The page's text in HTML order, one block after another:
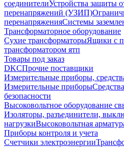
соединителиУстройства защиты
перенапряжений (УЗИП)
перенапряженияСистемы
Трансформаторное оборудование
Сухие трансформаторыЯщики с
трансформатором ятп
Товары под заказ
DKCПрочие поставщики
Измерительные приборы,
Измерительные приборы
безопасности
Высоковольтное оборудование
Изоляторы, разъединители,
нагрузкиВысоковольтная
Приборы контроля и учета
Счетчики электроэнергии